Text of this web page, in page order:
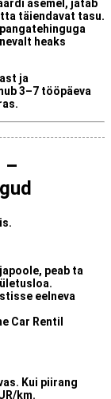
asemel , jätab
täiendavat tasu.
pangatehinguga
heaks
ja
3–7 tööpäeva
–
.
, peab ta
.
eelneva
Car Rentil
Kui piirang
km.